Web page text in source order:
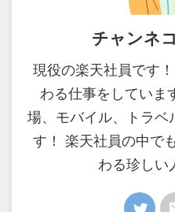
チャンネ
現役の楽天社員です
わる仕事をしていま
場、モバイル、トラベ
す！ 楽天社員の中で
わる珍しい